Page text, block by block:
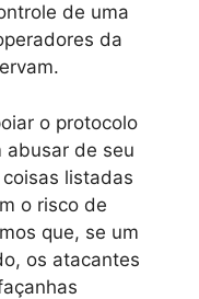
de uma
da
o protocolo
abusar de seu
listadas
o risco de
que, se um
os atacantes